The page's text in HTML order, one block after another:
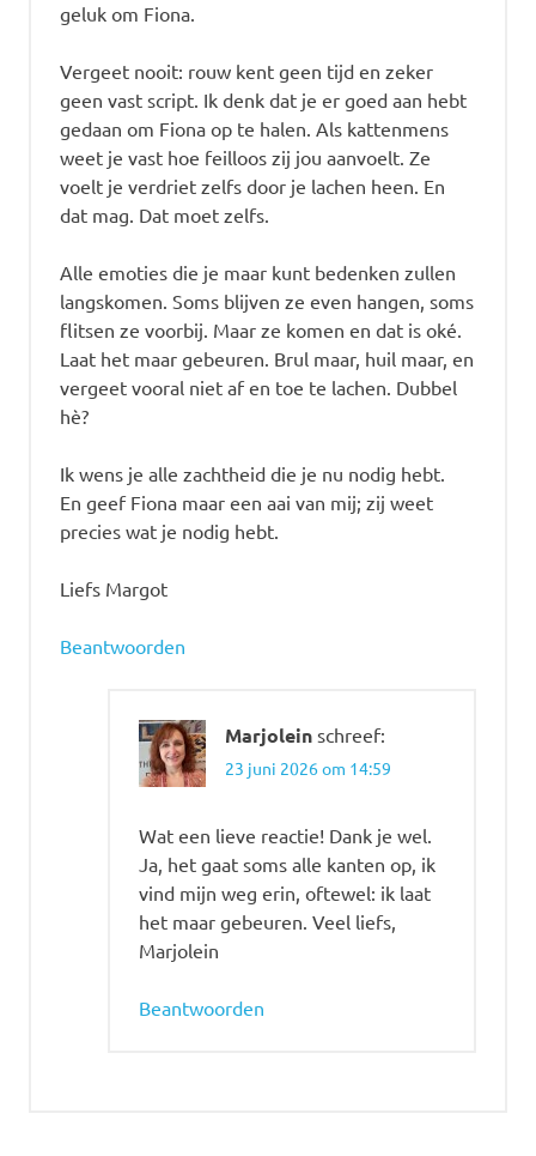
geluk om Fiona.
Vergeet nooit: rouw kent geen tijd en zeker
geen vast script. Ik denk dat je er goed aan hebt
gedaan om Fiona op te halen. Als kattenmens
weet je vast hoe feilloos zij jou aanvoelt. Ze
voelt je verdriet zelfs door je lachen heen. En
dat mag. Dat moet zelfs.
Alle emoties die je maar kunt bedenken zullen
langskomen. Soms blijven ze even hangen, soms
flitsen ze voorbij. Maar ze komen en dat is oké.
Laat het maar gebeuren. Brul maar, huil maar, en
vergeet vooral niet af en toe te lachen. Dubbel
hè?
Ik wens je alle zachtheid die je nu nodig hebt.
En geef Fiona maar een aai van mij; zij weet
precies wat je nodig hebt.
Liefs Margot
Beantwoorden
Marjolein schreef:
23 juni 2026 om 14:59
Wat een lieve reactie! Dank je wel.
Ja, het gaat soms alle kanten op, ik
vind mijn weg erin, oftewel: ik laat
het maar gebeuren. Veel liefs,
Marjolein
Beantwoorden